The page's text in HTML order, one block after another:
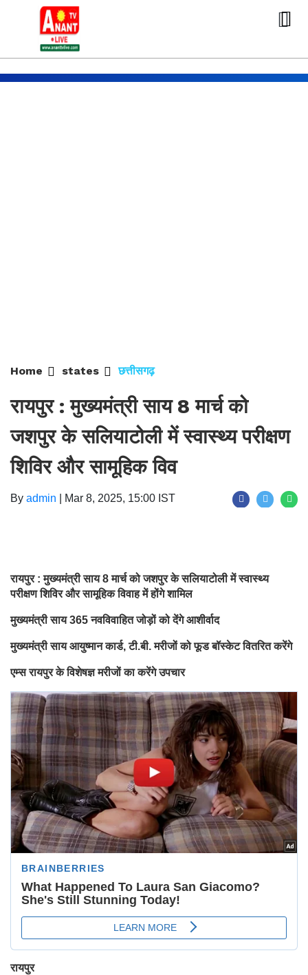
Home states छत्तीसगढ़
रायपुर : मुख्यमंत्री साय 8 मार्च को
जशपुर के सलियाटोली में स्वास्थ्य परीक्षण
शिविर और सामूहिक विव
By admin Mar 8, 2025, 15:00 IST
रायपुर : मुख्यमंत्री साय 8 मार्च को जशपुर के सलियाटोली में स्वास्थ्य
परीक्षण शिविर और सामूहिक विवाह में होंगे शामिल
मुख्यमंत्री साय 365 नवविवाहित जोड़ों को देंगे आशीर्वाद
मुख्यमंत्री साय आयुष्मान कार्ड, टी.बी. मरीजों को फूड बॉस्केट वितरित करेंगे
एम्स रायपुर के विशेषज्ञ मरीजों का करेंगे उपचार
रायपुर